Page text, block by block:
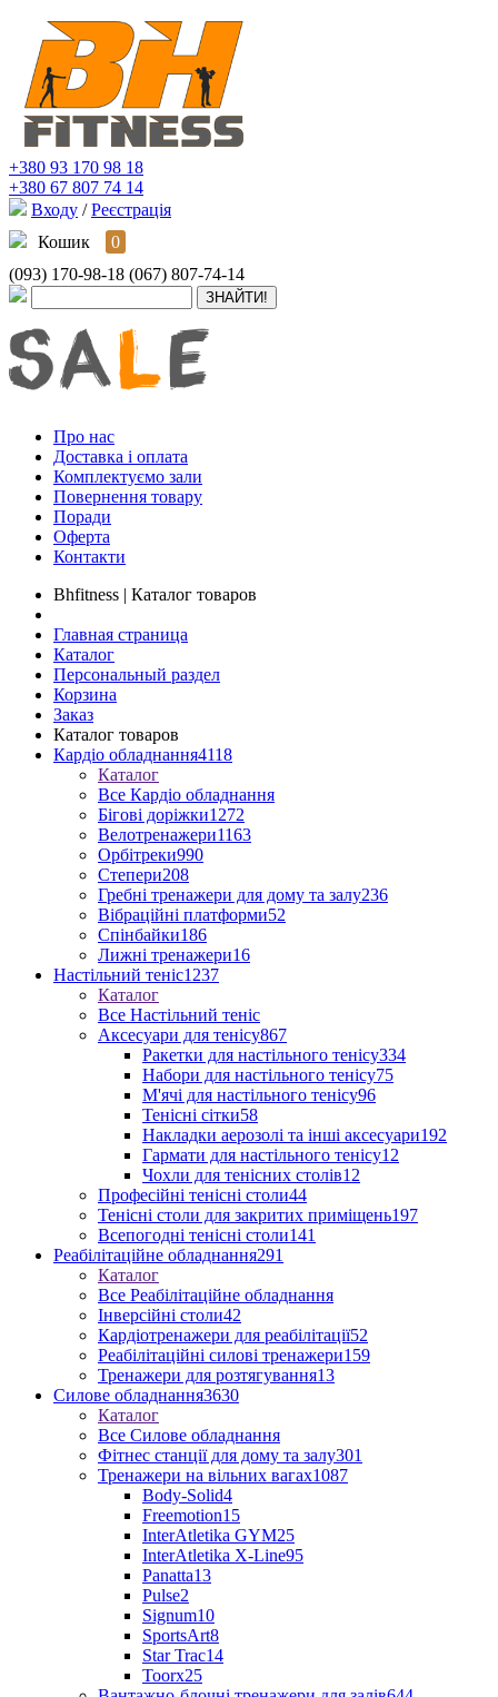
+380 93 170 98 18
+380 67 807 74 14
Входу / Реєстрація
Кошик
0
(093) 170-98-18 (067) 807-74-14
Про нас
Доставка і оплата
Комплектуємо зали
Повернення товару
Поради
Оферта
Контакти
Bhfitness | Каталог товаров
Главная страница
Каталог
Персональный раздел
Корзина
Заказ
Каталог товаров
Кардіо обладнання4118
Каталог
Все Кардіо обладнання
Бігові доріжки1272
Велотренажери1163
Орбітреки990
Степери208
Гребні тренажери для дому та залу236
Вібраційні платформи52
Спінбайки186
Лижні тренажери16
Настільний теніс1237
Каталог
Все Настільний теніс
Аксесуари для тенісу867
Ракетки для настільного тенісу334
Набори для настільного тенісу75
М'ячі для настільного тенісу96
Тенісні сітки58
Накладки аерозолі та інші аксесуари192
Гармати для настільного тенісу12
Чохли для тенісних столів12
Професійні тенісні столи44
Тенісні столи для закритих приміщень197
Всепогодні тенісні столи141
Реабілітаційне обладнання291
Каталог
Все Реабілітаційне обладнання
Інверсійні столи42
Кардіотренажери для реабілітації52
Реабілітаційні силові тренажери159
Тренажери для розтягування13
Силове обладнання3630
Каталог
Все Силове обладнання
Фітнес станції для дому та залу301
Тренажери на вільних вагах1087
Body-Solid4
Freemotion15
InterAtletika GYM25
InterAtletika X-Line95
Panatta13
Pulse2
Signum10
SportsArt8
Star Trac14
Toorx25